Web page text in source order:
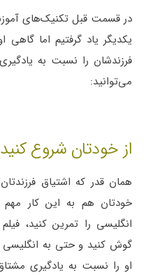
یکدیگر یاد گرفتیم اما گاهی
فرزندشان را نسبت به
می‌توانید:
از خودتان شروع کنید
همان قدر که اشتیاق
خودتان هم به این کار
انگلیسی را تمرین کنید،
گوش کنید و حتی به
او را نسبت به یادگیری